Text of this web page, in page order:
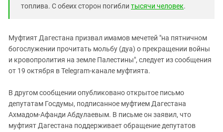
топлива. С обеих сторон погибли тысячи человек.
Муфтият Дагестана призвал имамов мечетей "на пятничном
богослужении прочитать мольбу (дуа) о прекращении войны
и кровопролития на земле Палестины", следует из сообщения
от 19 октября в Telegram-канале муфтията.
В другом сообщении опубликовано открытое письмо
депутатам Госдумы, подписанное муфтием Дагестана
Ахмадом-Афанди Абдулаевым. В письме он заявил, что
муфтият Дагестана поддерживает обращение депутатов